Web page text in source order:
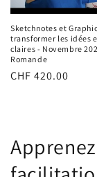
Sketchnotes et
transformer les idées
claires - Novembre
Romande
Prix
CHF 420.00